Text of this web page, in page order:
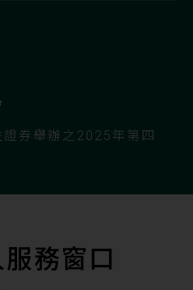
券舉辦之2025年第四
務窗口